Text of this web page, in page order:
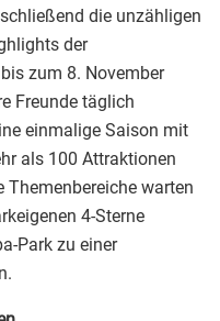
die unzähligen
der
zum 8. November
Freunde täglich
einmalige Saison mit
als 100 Attraktionen
warten
4-Sterne
Park zu einer